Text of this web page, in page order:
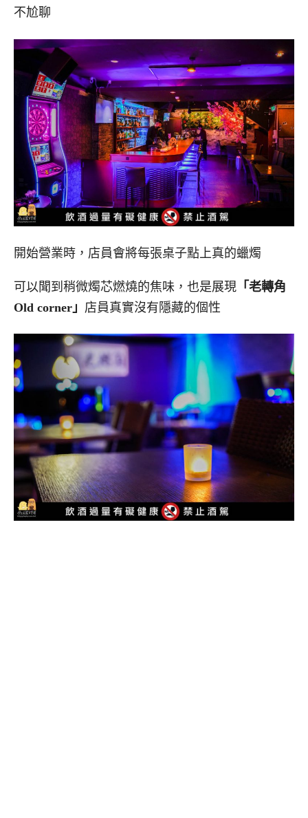
不尬聊
開始營業時，店員會將每張桌子點上真的蠟燭
可以聞到稍微燭芯燃燒的焦味，也是展現 「老轉角
Old corner」 店員真實沒有隱藏的個性